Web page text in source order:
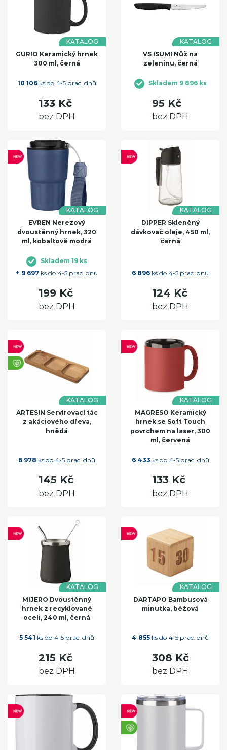
KATALOG
GURIO Keramický hrnek
300 ml, černá
10 106ks do 4-5 prac. dnů
133 Kč
bez DPH
KATALOG
VS ISUMI Nůž na
zeleninu, černá
Skladem 9 896 ks
95 Kč
bez DPH
KATALOG
EVREN Nerezový
dvoustěnný hrnek, 320
ml, kobaltově modrá
Skladem 19 ks
+ 9 697 ks do 4-5 prac. dnů
199 Kč
bez DPH
KATALOG
DIPPER Skleněný
dávkovač oleje, 450 ml,
černá
6 896 ks do 4-5 prac. dnů
124 Kč
bez DPH
KATALOG
ARTESIN Servírovací tác
z akáciového dřeva,
hnědá
6 978 ks do 4-5 prac. dnů
145 Kč
bez DPH
KATALOG
MAGRESO Keramický
hrnek se Soft Touch
povrchem na laser, 300
ml, červená
6 433 ks do 4-5 prac. dnů
133 Kč
bez DPH
KATALOG
MIJERO Dvoustěnný
hrnek z recyklované
oceli, 240 ml, černá
5 541 ks do 4-5 prac. dnů
215 Kč
bez DPH
KATALOG
DARTAPO Bambusová
minutka, béžová
4 855 ks do 4-5 prac. dnů
308 Kč
bez DPH